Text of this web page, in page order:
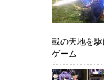
載の天地を
ゲーム